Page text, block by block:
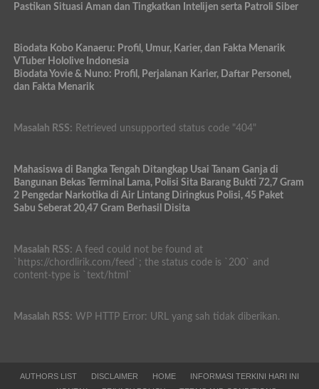
Pastikan Situasi Aman dan Tingkatkan Intelijen serta Patroli Siber
Biodata Kobo Kanaeru: Profil, Umur, Karier, dan Fakta Menarik
VTuber Hololive Indonesia
Biodata Yovie & Nuno: Profil, Perjalanan Karier, Daftar Personel,
dan Fakta Menarik
Masalah RSS: Retrieved unsupported status code "404"
Mahasiswa di Bangka Tengah Ditangkap Usai Tanam Ganja di
Bangunan Bekas Terminal Lama, Polisi Sita Barang Bukti 72,7 Gram
2 Pengedar Narkotika di Air Lintang Diringkus Polisi, 45 Paket
Sabu Seberat 20,47 Gram Berhasil Disita
Masalah RSS: A feed could not be found at
`https://chordlirik.com/feed`; the status code is `200` and
content-type is `text/html`
Masalah RSS: WP HTTP Error: URL yang sah tidak diberikan.
AUTHORS LIST DISCLAIMER HOME
INFORMASI TERKINI HARI INI